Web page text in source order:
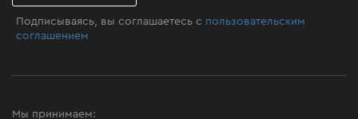
Подписываясь, вы соглашаетесь с пользовательским
соглашением
Мы принимаем: